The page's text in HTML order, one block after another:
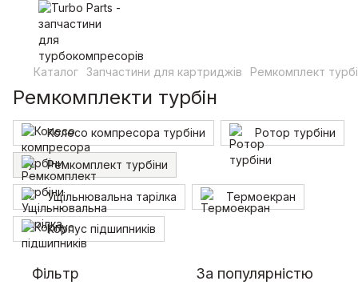
Каталог Запчастини для картриджів Ремкомплект
Ремкомплекти турбін
Колесо компреcора турбіни Ротор турбіни
Ремкомплект турбіни
Ущільнювальна тарілка Термоекран
Корпус підшипників
Фільтр За популярністю